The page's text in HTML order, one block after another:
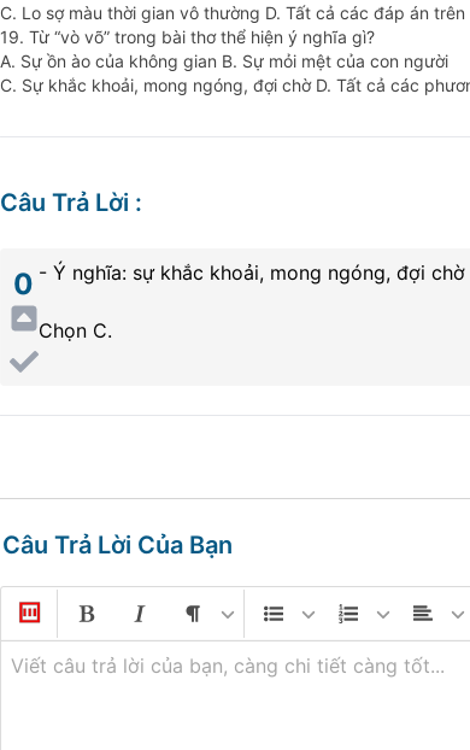
C. Lo sợ màu thời gian vô thường D. Tất cả các đáp án trên
19. Từ “vò võ” trong bài thơ thể hiện ý nghĩa gì?
A. Sự ồn ào của không gian B. Sự mỏi mệt của con người
C. Sự khắc khoải, mong ngóng, đợi chờ D. Tất cả các
Câu Trả Lời :
0 - Ý nghĩa: sự khắc khoải, mong ngóng, đợi
Chọn C.
Câu Trả Lời Của Bạn
Viết câu trả lời của bạn, càng chi tiết càng tốt...